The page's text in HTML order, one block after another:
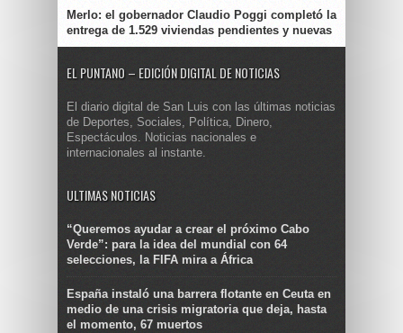
Merlo: el gobernador Claudio Poggi completó la
entrega de 1.529 viviendas pendientes y nuevas
EL PUNTANO – EDICIÓN DIGITAL DE NOTICIAS
El diario digital de San Luis con las últimas noticias
de Deportes, Sociales, Política, Dinero,
Espectáculos. Noticias nacionales e
internacionales al instante.
ULTIMAS NOTICIAS
“Queremos ayudar a crear el próximo Cabo
Verde”: para la idea del mundial con 64
selecciones, la FIFA mira a África
España instaló una barrera flotante en Ceuta en
medio de una crisis migratoria que deja, hasta
el momento, 67 muertos